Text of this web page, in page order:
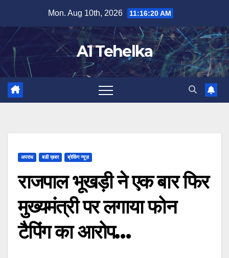
content
Mon. Aug 10th, 2026 11:16:21 AM
A1 Tehelka
अपराध बडी ख़बर ब्रेकिंग न्यूज़
राजपाल भूखड़ी ने एक बार फिर
मुख्यमंत्री पर लगाया फोन
टैपिंग का आरोप…